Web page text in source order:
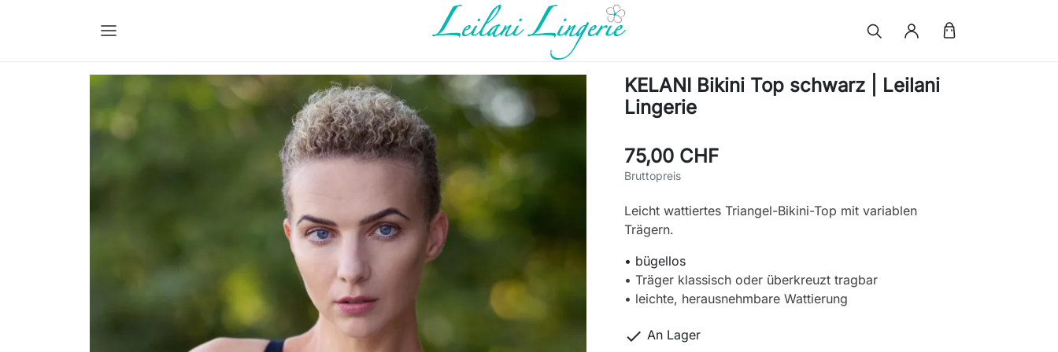
KELANI Bikini Top schwarz | Leilani
Lingerie
75,00 CHF
Bruttopreis
Leicht wattiertes Triangel-Bikini-Top mit variablen
Trägern.
• bügellos
• Träger klassisch oder überkreuzt tragbar
• leichte, herausnehmbare Wattierung
 An Lager